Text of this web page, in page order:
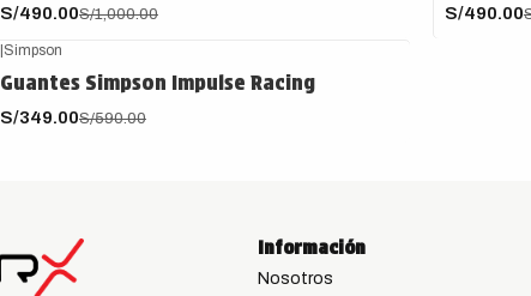
S/490.00S/1,000.00 S/490.00
|Simpson
Guantes Simpson Impulse Racing
S/349.00S/590.00
Información
Nosotros